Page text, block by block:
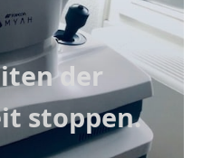
der
stoppen.